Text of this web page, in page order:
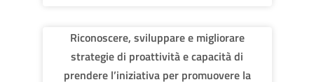
Riconoscere, sviluppare e migliorare
strategie di proattività e capacità di
prendere l’iniziativa per promuovere la